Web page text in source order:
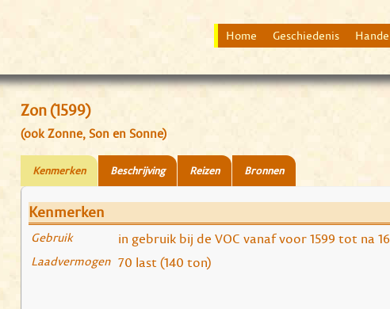
Home Geschiedenis
Zon (1599)
(ook Zonne, Son en Sonne)
Kenmerken Beschrijving Reizen Bronnen
Kenmerken
Gebruik in gebruik bij de VOC vanaf voor 1599 tot na
Laadvermogen 70 last (140 ton)